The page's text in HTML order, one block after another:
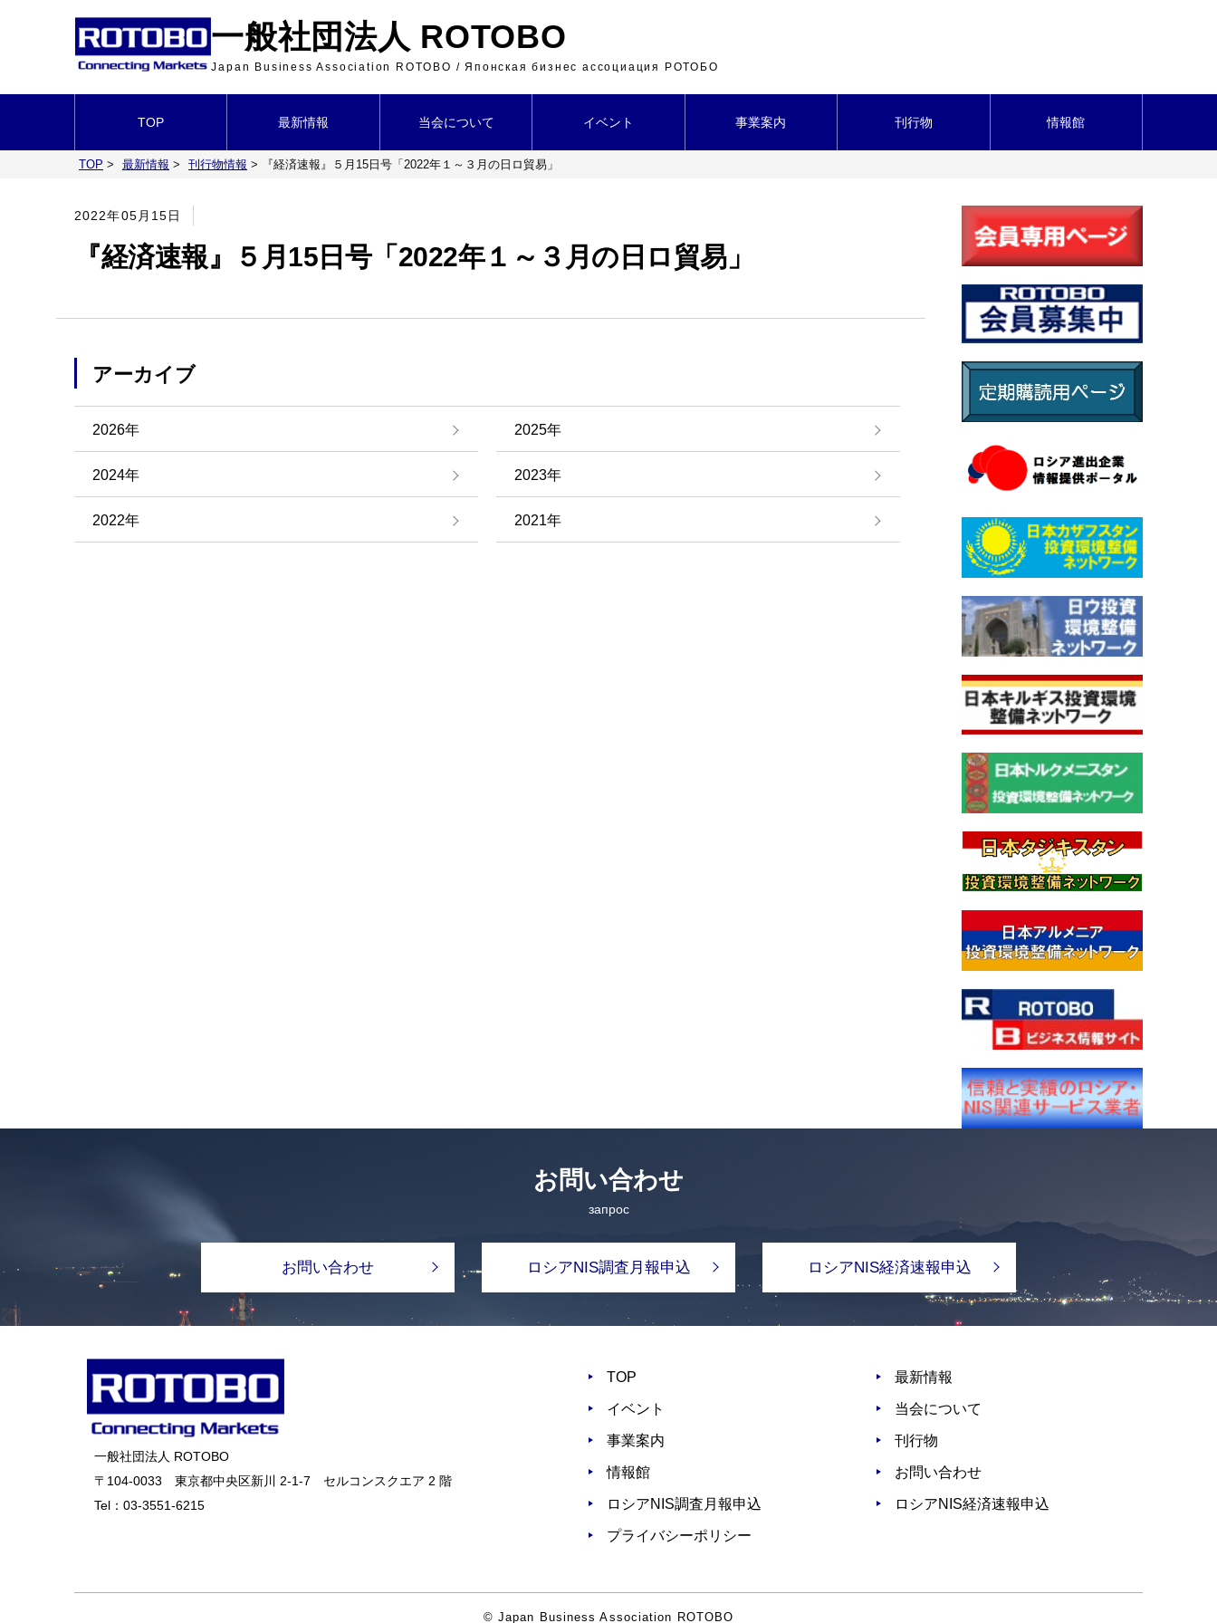
一般社団法人 ROTOBO
Japan Business Association ROTOBO / Японская бизнес ассоциация РОТОБО
TOP 最新情報 当会について イベント 事業案内 刊行物 情報館
TOP > 最新情報 > 刊行物情報 > 『経済速報』５月15日号「2022年１～３月の日ロ貿易」
2022年05月15日
『経済速報』５月15日号「2022年１～３月の日ロ貿易」
アーカイブ
2026年 2025年
2024年 2023年
2022年 2021年
お問い合わせ
запрос
お問い合わせ ロシアNIS調査月報申込 ロシアNIS経済速報申込
一般社団法人 ROTOBO
〒104-0033 東京都中央区新川 2-1-7 セルコンスクエア 2 階
Tel： 03-3551-6215
TOP 最新情報
イベント 当会について
事業案内 刊行物
情報館 お問い合わせ
ロシアNIS調査月報申込 ロシアNIS経済速報申込
プライバシーポリシー
© Japan Business Association ROTOBO